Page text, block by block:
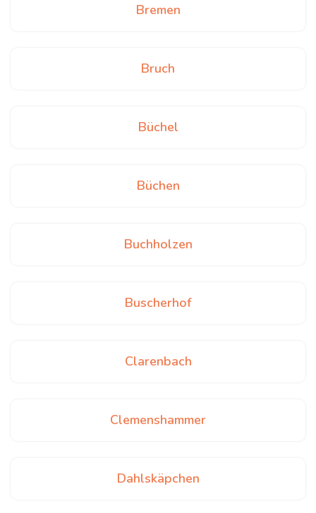
Bremen
Bruch
Büchel
Büchen
Buchholzen
Buscherhof
Clarenbach
Clemenshammer
Dahlskäpchen